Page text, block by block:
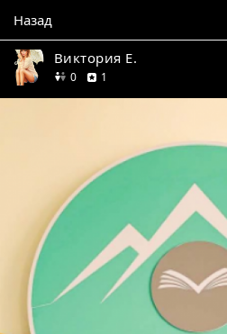
Назад
Виктория Е.
0друзей
1